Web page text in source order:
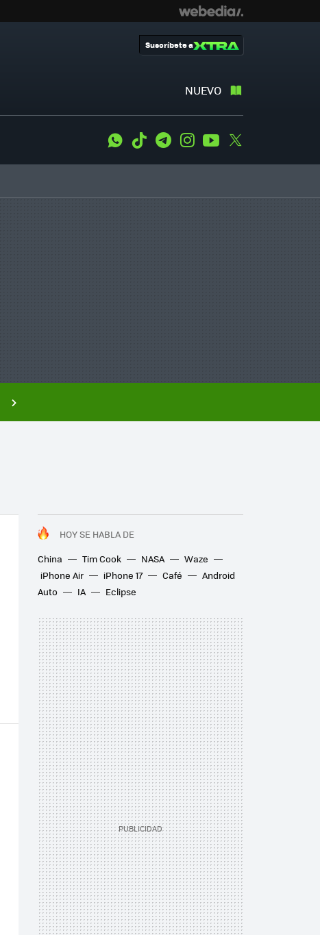
NUEVO
Suscríbete a
WhatsApp
Tiktok TelegramInstagramYoutube
HOY SE HABLA DE
China
Tim Cook NASA
Waze
iPhone Air
iPhone 17 Café
Android
Auto
IA Eclipse